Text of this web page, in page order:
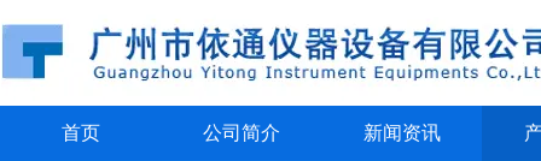
首页 公司简介 新闻资讯